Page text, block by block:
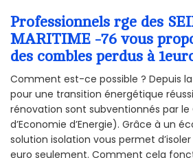
Professionnels rge des
MARITIME -76 vous
des combles perdus à
Comment est-ce possible ? Depuis la
pour une transition énergétique
rénovation sont subventionnés par le
d’Economie d’Energie). Grâce à un
solution isolation vous permet
euro seulement. Comment cela